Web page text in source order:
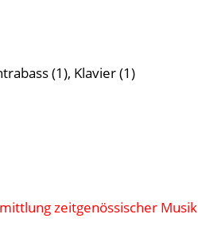
(1), Klavier (1)
zeitgenössischer Musik